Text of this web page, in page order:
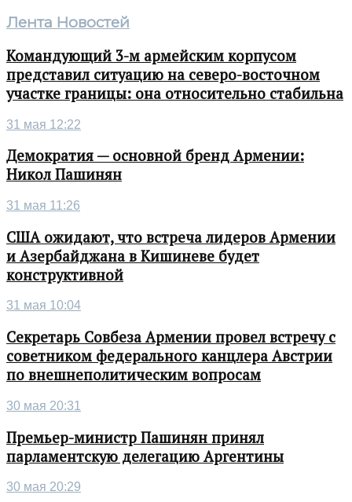
Лента Новостей
Командующий 3-м армейским корпусом
представил ситуацию на северо-восточном
участке границы: она относительно стабильна
31 мая 12:22
Демократия — основной бренд Армении:
Никол Пашинян
31 мая 11:26
США ожидают, что встреча лидеров Армении
и Азербайджана в Кишиневе будет
конструктивной
31 мая 10:04
Секретарь Совбеза Армении провел встречу с
советником федерального канцлера Австрии
по внешнеполитическим вопросам
30 мая 20:31
Премьер-министр Пашинян принял
парламентскую делегацию Аргентины
30 мая 20:29